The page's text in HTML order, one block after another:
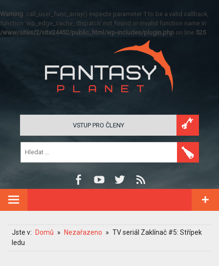
Warning: call_user_func_array() expects parameter 1 to be a valid callback,
function 'wp_edge_cache_dispatch' not found or invalid function name in
/www/sites/2/site24452/public_html/wp-includes/plugin.php on line 525
VSTUP PRO ČLENY
Jste v: Domů Nezařazeno
TV seriál Zaklínač #5: Střípek
ledu